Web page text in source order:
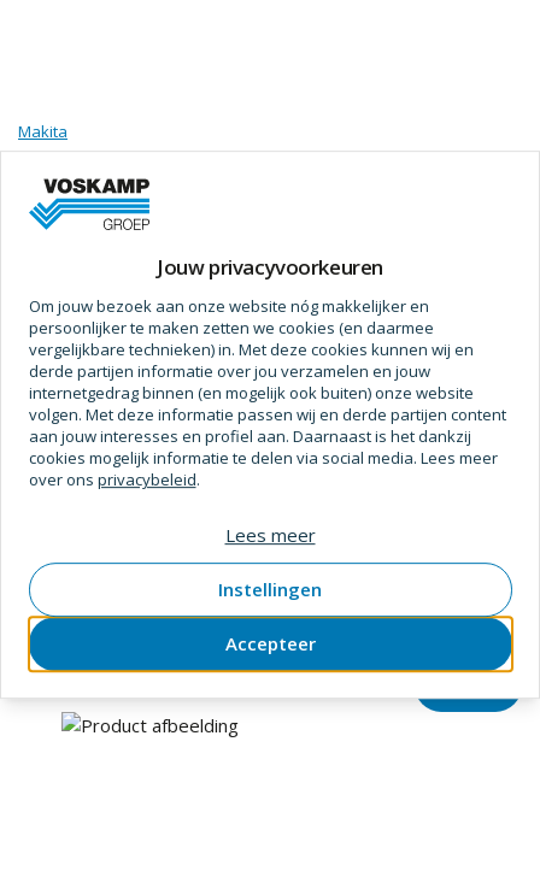
Makita
SKU2081603 Verpakt per
Prijs op aanvraag
Accuschaafmachine basic makita 18v li dkp180zj
SKU Verpakt perstuk
Jouw privacyvoorkeuren
Om jouw bezoek aan onze website nóg makkelijker en
persoonlijker te maken zetten we cookies (en daarmee
vergelijkbare technieken) in. Met deze cookies kunnen wij en
derde partijen informatie over jou verzamelen en jouw
internetgedrag binnen (en mogelijk ook buiten) onze website
volgen. Met deze informatie passen wij en derde partijen content
aan jouw interesses en profiel aan. Daarnaast is het dankzij
cookies mogelijk informatie te delen via social media. Lees meer
over ons privacybeleid.
Accepteer
Instellingen
Lees meer